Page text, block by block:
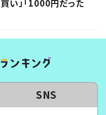
い」「1000円だった
SNS